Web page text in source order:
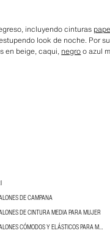
incluyendo cinturas
look de noche. Por
en beige, caqui, negroo azul
DE CAMPANA
DE CINTURA MEDIA PARA MUJER
PANTALONES CÓMODOS Y ELÁSTICOS PARA MUJER